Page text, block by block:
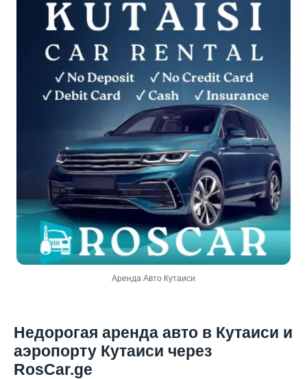
Аренда Авто Кутаиси
Недорогая аренда авто в Кутаиси и
аэропорту Кутаиси через
RosCar.ge